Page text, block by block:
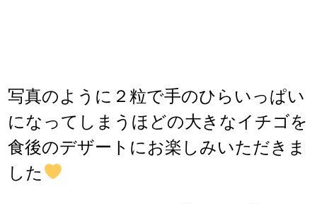
写真のように２粒で手のひらいっぱい
になってしまうほどの大きなイチゴを
食後のデザートにお楽しみいただきま
した